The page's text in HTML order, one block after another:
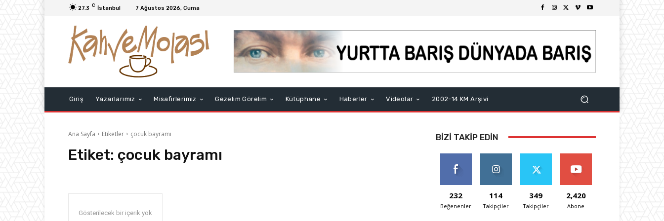
27.3 C İstanbul 7 Ağustos 2026, Cuma
Giriş Yazarlarımız Misafirlerimiz Gezelim Görelim Kütüphane Haberler Videolar 2002-14 KM Arşivi
Ana Sayfa Etiketler çocuk bayramı
Etiket: çocuk bayramı
Gösterilecek bir içerik yok
BIZI TAKIP EDIN
232
Beğenenler
114
Takipçiler
349
Takipçiler
2,420
Abone